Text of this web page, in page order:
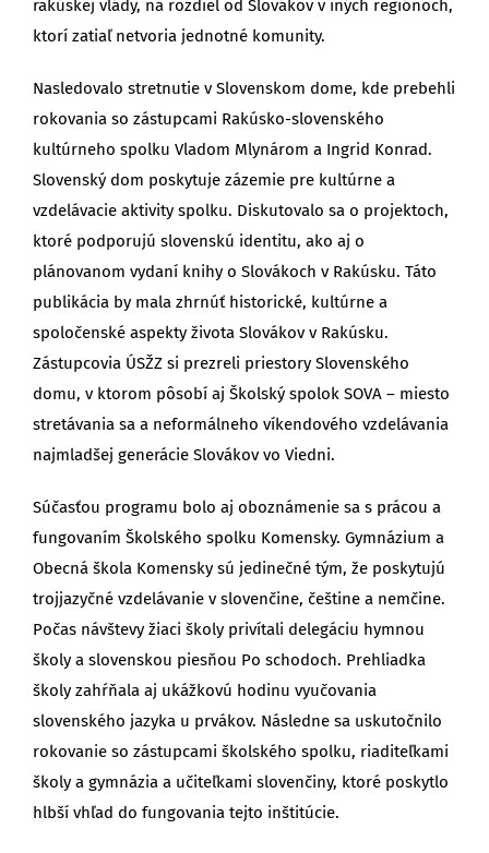
rakúskej vlády, na rozdiel od Slovákov v iných regiónoch,
ktorí zatiaľ netvoria jednotné komunity.
Nasledovalo stretnutie v Slovenskom dome, kde prebehli
rokovania so zástupcami Rakúsko-slovenského
kultúrneho spolku Vladom Mlynárom a Ingrid Konrad.
Slovenský dom poskytuje zázemie pre kultúrne a
vzdelávacie aktivity spolku. Diskutovalo sa o projektoch,
ktoré podporujú slovenskú identitu, ako aj o
plánovanom vydaní knihy o Slovákoch v Rakúsku. Táto
publikácia by mala zhrnúť historické, kultúrne a
spoločenské aspekty života Slovákov v Rakúsku.
Zástupcovia ÚSŽZ si prezreli priestory Slovenského
domu, v ktorom pôsobí aj Školský spolok SOVA – miesto
stretávania sa a neformálneho víkendového vzdelávania
najmladšej generácie Slovákov vo Viedni.
Súčasťou programu bolo aj oboznámenie sa s prácou a
fungovaním Školského spolku Komensky. Gymnázium a
Obecná škola Komensky sú jedinečné tým, že poskytujú
trojjazyčné vzdelávanie v slovenčine, češtine a nemčine.
Počas návštevy žiaci školy privítali delegáciu hymnou
školy a slovenskou piesňou Po schodoch. Prehliadka
školy zahŕňala aj ukážkovú hodinu vyučovania
slovenského jazyka u prvákov. Následne sa uskutočnilo
rokovanie so zástupcami školského spolku, riaditeľkami
školy a gymnázia a učiteľkami slovenčiny, ktoré poskytlo
hlbší vhľad do fungovania tejto inštitúcie.